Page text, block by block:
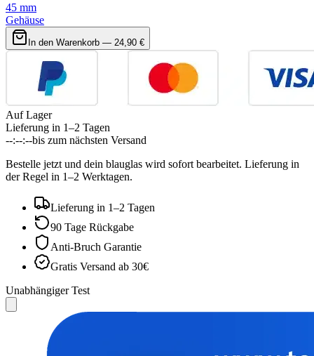
45 mm
Gehäuse
In den Warenkorb — 24,90 €
Auf Lager
Lieferung in 1–2 Tagen
--:--:--bis zum nächsten Versand
Bestelle jetzt und dein blauglas wird sofort bearbeitet. Lieferung in
der Regel in 1–2 Werktagen.
Lieferung in 1–2 Tagen
90 Tage Rückgabe
Anti‑Bruch Garantie
Gratis Versand ab 30€
Unabhängiger Test